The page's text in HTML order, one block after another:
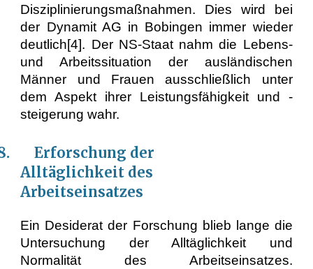
Disziplinierungsmaßnahmen. Dies wird bei
der Dynamit AG in Bobingen immer wieder
deutlich[4]. Der NS-Staat nahm die Lebens-
und Arbeitssituation der ausländischen
Männer und Frauen ausschließlich unter
dem Aspekt ihrer Leistungsfähigkeit und -
steigerung wahr.
Erforschung der
Alltäglichkeit des
Arbeitseinsatzes
Ein Desiderat der Forschung blieb lange die
Untersuchung der Alltäglichkeit und
Normalität des Arbeitseinsatzes.